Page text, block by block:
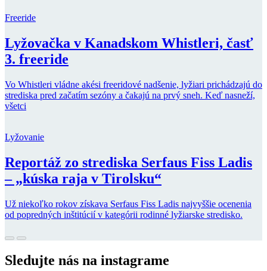
Freeride
Lyžovačka v Kanadskom Whistleri, časť
3. freeride
Vo Whistleri vládne akési freeridové nadšenie, lyžiari prichádzajú do
strediska pred začatím sezóny a čakajú na prvý sneh. Keď nasneží,
všetci
Lyžovanie
Reportáž zo strediska Serfaus Fiss Ladis
– „kúska raja v Tirolsku“
Už niekoľko rokov získava Serfaus Fiss Ladis najvyššie ocenenia
od popredných inštitúcií v kategórii rodinné lyžiarske stredisko.
Sledujte nás na instagrame